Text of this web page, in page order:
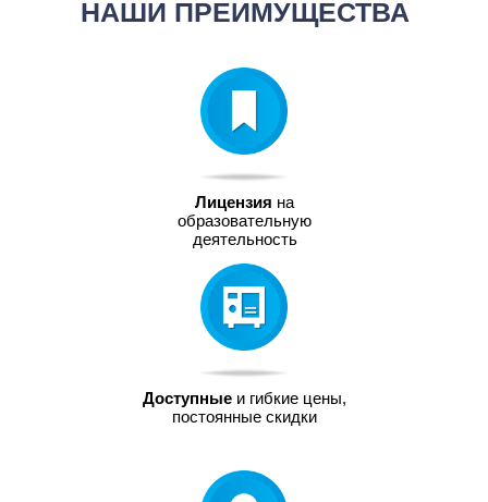
НАШИ ПРЕИМУЩЕСТВА
Лицензия на
образовательную
деятельность
Доступные и гибкие цены,
постоянные скидки